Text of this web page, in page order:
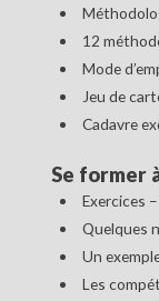
12
Mode
Jeu de
Cadavre
Se former
Exercices
Quelques
Un
Les